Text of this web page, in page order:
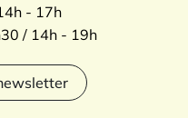
- 17h
/ 14h - 19h